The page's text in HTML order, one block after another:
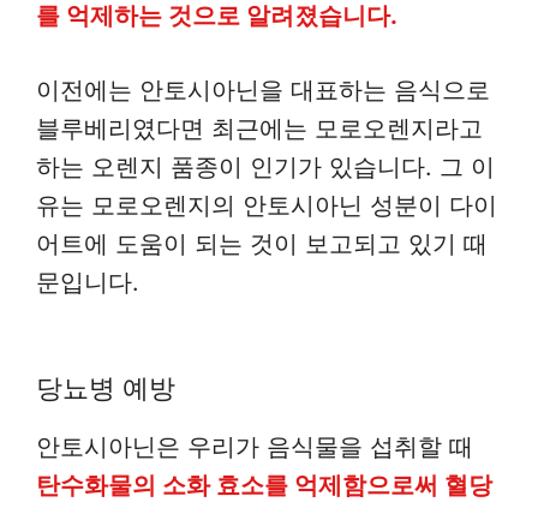
를 억제하는 것으로 알려졌습니다.
이전에는 안토시아닌을 대표하는 음식으로
블루베리였다면 최근에는 모로오렌지라고
하는 오렌지 품종이 인기가 있습니다. 그 이
유는 모로오렌지의 안토시아닌 성분이 다이
어트에 도움이 되는 것이 보고되고 있기 때
문입니다.
당뇨병 예방
안토시아닌은 우리가 음식물을 섭취할 때
탄수화물의 소화 효소를 억제함으로써 혈당